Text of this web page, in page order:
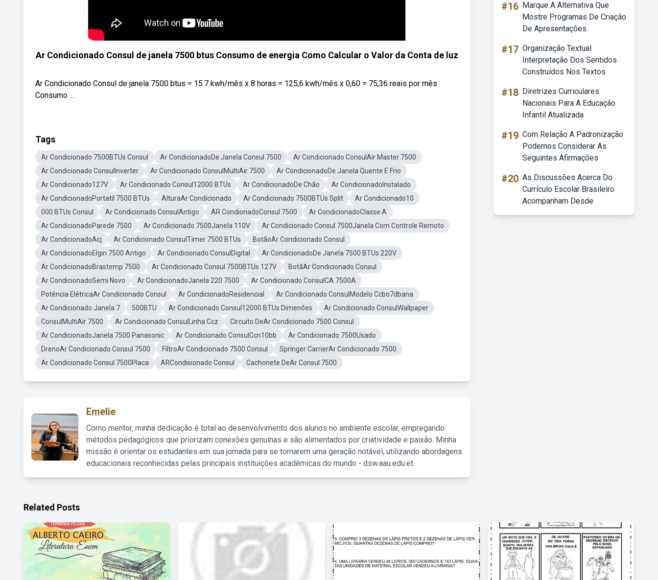
Ar Condicionado Consul de janela 7500 btus Consumo de energia Como Calcular o Valor da Conta de luz
Ar Condicionado Consul de janela 7500 btus = 15.7 kwh/mês x 8 horas = 125,6 kwh/mês x 0,60 = 75,36 reais por mês
Consumo ...
Tags
Ar Condicionado 7500BTUs Consul Ar CondicionadoDe Janela Consul 7500
Ar Condicionado ConsulAir Master 7500
Ar Condicionado ConsulInverter
Ar Condicionado ConsulMultiAir 7500
Ar CondicionadoDe Janela Quente E Frio
Ar Condicionado127V
Ar Condicionado Consul12000 BTUs Ar CondicionadoDe Chão
Ar CondicionadoInstalado
Ar CondicionadoPortatil 7500 BTUs
AlturaAr Condicionado Ar Condicionado 7500BTUs Split
Ar Condicionado10
000 BTUs Consul
Ar Condicionado ConsulAntigo AR CondionadoConsul 7500
Ar CondicionadoClasse A
Ar CondicionadoParede 7500
Ar Condicionado 7500Janela 110V
Ar Condicionado Consul 7500Janela Com Controle Remoto
Ar CondicionadoAcj
Ar Condicionado ConsulTimer 7500 BTUs
BotãoAr Condicionado Consul
Ar CondicionadoElgin 7500 Antigo
Ar Condicionado ConsulDigital
Ar CondicionadoDe Janela 7500 BTUs 220V
Ar CondicionadoBrastemp 7500
Ar Condicionado Consul 7500BTUs 127V
BotãAr Condicionado Consul
Ar CondicionadoSemi Novo
Ar CondicionadoJanela 220 7500
Ar Condicionado ConsulCA 7500A
Potência ElétricaAr Condicionado Consul
Ar CondicionadoResidencial
Ar Condicionado ConsulModelo Ccbo7dbana
Ar Condicionado Janela 7
500BTU Ar Condicionado Consul12000 BTUs Dimenões
Ar Condicionado ConsulWallpaper
ConsulMultiAir 7500
Ar Condicionado ConsulLinha Ccz
Circuito DeAr Condicionado 7500 Consul
Ar CondicionadoJanela 7500 Panasonic
Ar Condicionado ConsulCcn10bb
Ar Condicionado 7500Usado
DrenoAr Condicionado Consul 7500
FiltroAr Condicionado 7500 Consul
Springer CarrierAr Condicionado 7500
Ar Condicionado Consul 7500Placa
ARCondisionado Consul Cachonete DeAr Consul 7500
Emelie
Como mentor, minha dedicação é total ao desenvolvimento dos alunos no ambiente escolar, empregando
métodos pedagógicos que priorizam conexões genuínas e são alimentados por criatividade e paixão. Minha
missão é orientar os estudantes em sua jornada para se tornarem uma geração notável, utilizando abordagens
educacionais reconhecidas pelas principais instituições acadêmicas do mundo - dsw.aau.edu.et.
#16 Marque A Alternativa Que
Mostre Programas De Criação
De Apresentações.
#17 Organização Textual
Interpretação Dos Sentidos
Construídos Nos Textos
#18 Diretrizes Curriculares
Nacionais Para A Educação
Infantil Atualizada
#19 Com Relação A Padronização
Podemos Considerar As
Seguintes Afirmações
#20 As Discussões Acerca Do
Currículo Escolar Brasileiro
Acompanham Desde
Related Posts